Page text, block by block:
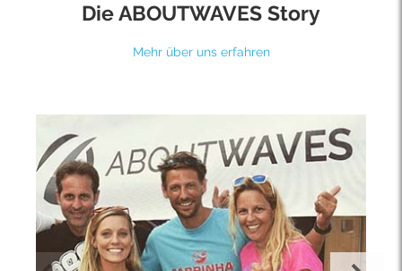
Die ABOUTWAVES Story
Mehr über uns erfahren